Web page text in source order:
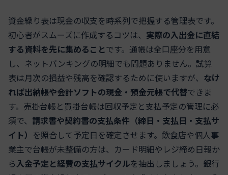
資金繰り表は現金の収支を時系列で把握する管理表です。
初心者がスムーズに作成するコツは、 実際の入出金に直結
する資料を先に集めることです。通帳は全口座分を用意
し、ネットバンキングの明細でも問題ありません。試算
表は月次の損益や残高を確認するために使いますが、 なけ
れば出納帳や会計ソフトの現金・預金元帳で代替できま
す。売掛台帳と買掛台帳は回収予定と支払予定の管理に必
須で、 請求書や契約書の支払条件（締日・支払日・支払サ
イト） を照合して予定日を確定させます。飲食店や個人事
業主で台帳が未整備の方は、カード明細やレジ締め日報か
ら入金予定と経費の支払サイクルを抽出しましょう。銀行